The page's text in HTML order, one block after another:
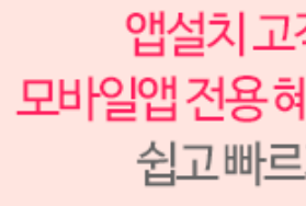
I-dent
S2411284
200,000원